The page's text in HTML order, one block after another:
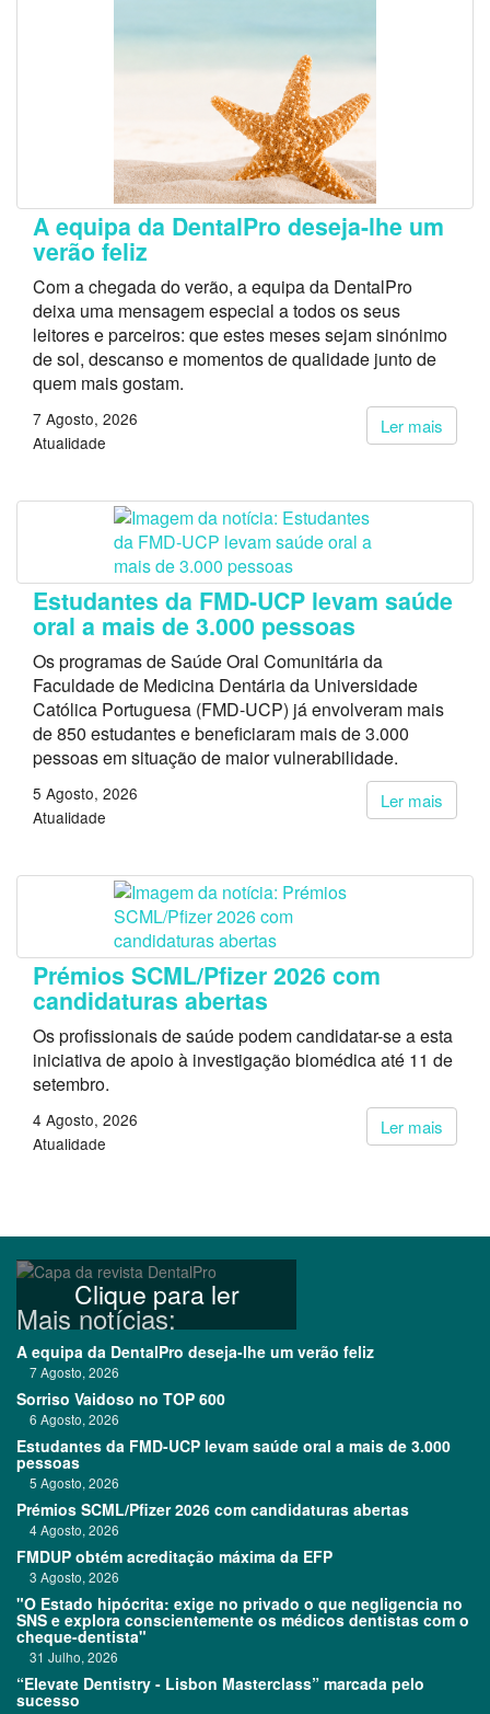
A equipa da DentalPro deseja-lhe um
verão feliz
Com a chegada do verão, a equipa da DentalPro
deixa uma mensagem especial a todos os seus
leitores e parceiros: que estes meses sejam sinónimo
de sol, descanso e momentos de qualidade junto de
quem mais gostam.
Ler mais
7 Agosto, 2026
Atualidade
Estudantes da FMD-UCP levam saúde
oral a mais de 3.000 pessoas
Os programas de Saúde Oral Comunitária da
Faculdade de Medicina Dentária da Universidade
Católica Portuguesa (FMD-UCP) já envolveram mais
de 850 estudantes e beneficiaram mais de 3.000
pessoas em situação de maior vulnerabilidade.
Ler mais
5 Agosto, 2026
Atualidade
Prémios SCML/Pfizer 2026 com
candidaturas abertas
Os profissionais de saúde podem candidatar-se a esta
iniciativa de apoio à investigação biomédica até 11 de
setembro.
Ler mais
4 Agosto, 2026
Atualidade
Clique para ler
Mais notícias:
A equipa da DentalPro deseja-lhe um verão feliz
7 Agosto, 2026
Sorriso Vaidoso no TOP 600
6 Agosto, 2026
Estudantes da FMD-UCP levam saúde oral a mais de 3.000
pessoas
5 Agosto, 2026
Prémios SCML/Pfizer 2026 com candidaturas abertas
4 Agosto, 2026
FMDUP obtém acreditação máxima da EFP
3 Agosto, 2026
"O Estado hipócrita: exige no privado o que negligencia no
SNS e explora conscientemente os médicos dentistas com o
cheque-dentista"
31 Julho, 2026
“Elevate Dentistry - Lisbon Masterclass” marcada pelo
sucesso